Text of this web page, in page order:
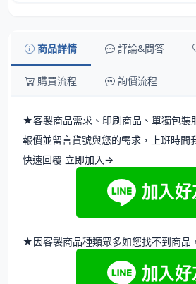
商品詳情 評論&問答
購買流程 詢價流程
★客製商品需求、印刷商品、單獨包裝
報價並留言貨號與您的需求，上班時間
快速回覆 立即加入→
★因客製商品種類眾多如您找不到商品